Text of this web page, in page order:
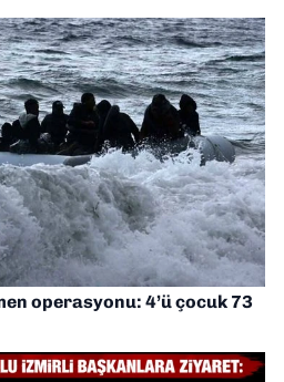
operasyonu: 4’ü çocuk 73